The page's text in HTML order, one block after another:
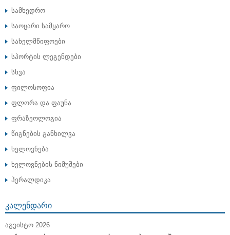
სამხედრო
საოცარი სამყარო
სახელმწიფოები
სპორტის ლეგენდები
სხვა
ფილოსოფია
ფლორა და ფაუნა
ფრაზეოლოგია
წიგნების განხილვა
ხელოვნება
ხელოვნების ნიმუშები
ჰერალდიკა
ᲙᲐᲚᲔᲜᲓᲐᲠᲘ
ᲐᲒᲕᲘᲡᲢᲝ 2026